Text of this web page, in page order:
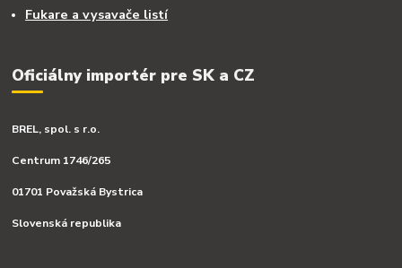
Fukare a vysavače listí
Oficiálny importér pre SK a CZ
BREL, spol. s r.o.
Centrum 1746/265
01701 Považská Bystrica
Slovenská republika